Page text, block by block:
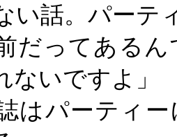
い話。パーテ
だってある
ないですよ」
はパーティー